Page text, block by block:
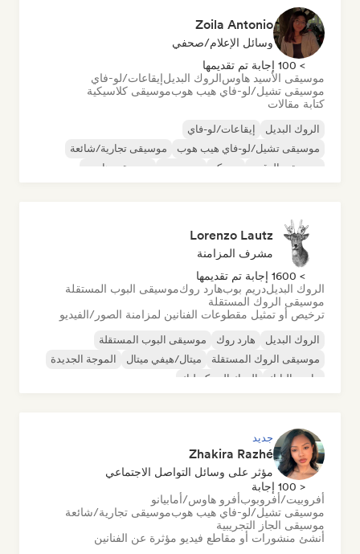
Zoila Antonio
وسائل الإعلام/صحفي
> 100 إجابة تم تقديمها
موسيقى الأسيد هاوسالروك البديلإيقاعات/لو-فاي
موسيقى تشيل/لو-فاي هيب هوبموسيقى كلاسيكية
كتابة مقالات
الروك البديل
إيقاعات/لو-فاي
موسيقى تشيل/لو-فاي هيب هوب
موسيقى تجارية/شائعة
موسيقى الرقص
ديسكو موسيقى هاوس
Lorenzo Lautz
مشرف المزامنة
> 1600 إجابة تم تقديمها
الروك البديلدريم بوبهارد روكموسيقى البوب المستقلة
موسيقى الروك المستقلة
ترخيص أو تمثيل مقطوعات الفنانين لمزامنة الصور/الفيديو
الروك البديل هارد روك
موسيقى البوب المستقلة
موسيقى الروك المستقلة
ميتال/هيفي ميتال
الموجة الجديدة
ما بعد البانك
الروك السيكديليك
جديد
Zhakira Razhé
مؤثر على وسائل التواصل الاجتماعي
< 100 إجابة
أفروبيت/أفروبوبأفرو هاوس/أمابيانو
موسيقى تشيل/لو-فاي هيب هوبموسيقى تجارية/شائعة
موسيقى الجاز التجريبية
أنشئ منشورات أو مقاطع فيديو مؤثرة عن الفنانين